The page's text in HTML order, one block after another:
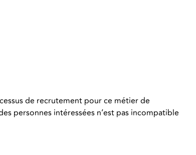
de recrutement pour ce métier de
personnes intéressées n’est pas incompatible